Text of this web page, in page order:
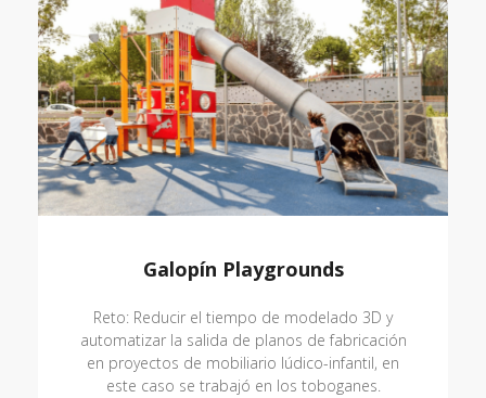
Galopín Playgrounds
Reto: Reducir el tiempo de modelado 3D y
automatizar la salida de planos de fabricación
en proyectos de mobiliario lúdico-infantil, en
este caso se trabajó en los toboganes.